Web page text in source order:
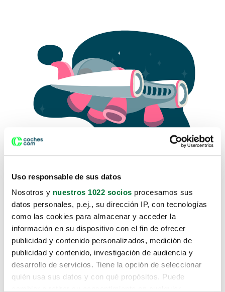
Uso responsable de sus datos
Nosotros y nuestros 1022 socios procesamos sus
datos personales, p.ej., su dirección IP, con tecnologías
como las cookies para almacenar y acceder la
información en su dispositivo con el fin de ofrecer
publicidad y contenido personalizados, medición de
publicidad y contenido, investigación de audiencia y
desarrollo de servicios. Tiene la opción de seleccionar
quién usa sus datos y con qué propósitos. Puede
Lo sentimos, no sabemos como
te hemos traido hasta aquí.
Pero puedes encontrar el coche que estás
buscando en alguno de estos enlaces: